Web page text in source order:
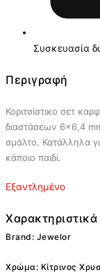
Συσκευασία
Περιγραφή
Κοριτσίστικο σετ
διαστάσεων 6×6,4
σμάλτο. Κατάλληλα
κάποιο παιδί.
Εξαντλημένο
Χαρακτηριστικά
Brand: Jewelor
Χρώμα: Κίτρινος